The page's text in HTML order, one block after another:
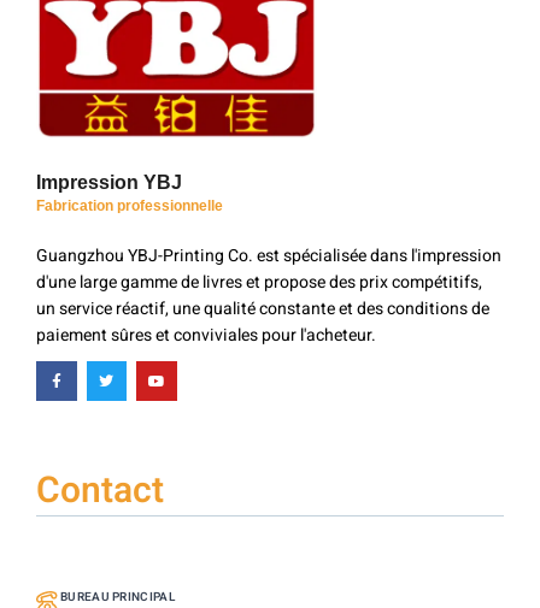
Impression YBJ
Fabrication professionnelle
Guangzhou YBJ-Printing Co. est spécialisée dans l'impression
d'une large gamme de livres et propose des prix compétitifs,
un service réactif, une qualité constante et des conditions de
paiement sûres et conviviales pour l'acheteur.
Contact
BUREAU PRINCIPAL